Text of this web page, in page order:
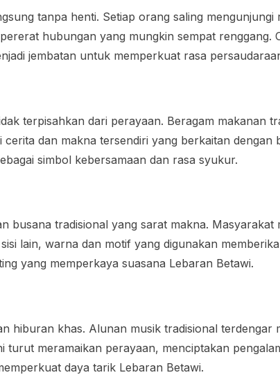
tanpa henti. Setiap orang saling
hubungan yang mungkin sempat renggang.
jembatan untuk memperkuat rasa
terpisahkan dari perayaan. Beragam makanan
dan makna tersendiri yang berkaitan dengan
simbol kebersamaan dan rasa syukur.
busana tradisional yang sarat makna. Masyarakat
lain, warna dan motif yang digunakan
yang memperkaya suasana Lebaran Betawi.
hiburan khas. Alunan musik tradisional terdengar
meramaikan perayaan, menciptakan
daya tarik Lebaran Betawi.